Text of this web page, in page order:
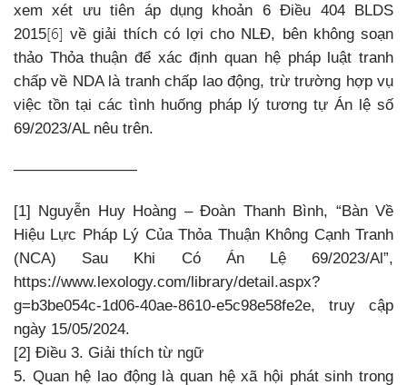
xem xét ưu tiên áp dụng khoản 6 Điều 404 BLDS
2015[6] về giải thích có lợi cho NLĐ, bên không soạn
thảo Thỏa thuận để xác định quan hệ pháp luật tranh
chấp về NDA là tranh chấp lao động, trừ trường hợp vụ
việc tồn tại các tình huống pháp lý tương tự Án lệ số
69/2023/AL nêu trên.
————————
[1] Nguyễn Huy Hoàng – Đoàn Thanh Bình, “Bàn Về
Hiệu Lực Pháp Lý Của Thỏa Thuận Không Cạnh Tranh
(NCA) Sau Khi Có Án Lệ 69/2023/Al”,
https://www.lexology.com/library/detail.aspx?
g=b3be054c-1d06-40ae-8610-e5c98e58fe2e, truy cập
ngày 15/05/2024.
[2] Điều 3. Giải thích từ ngữ
5. Quan hệ lao động là quan hệ xã hội phát sinh trong